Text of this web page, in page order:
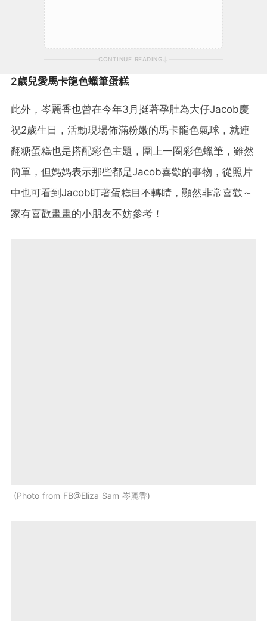
CONTINUE READING
2歲兒愛馬卡龍色蠟筆蛋糕
此外，岑麗香也曾在今年3月挺著孕肚為大仔Jacob慶
祝2歲生日，活動現場佈滿粉嫩的馬卡龍色氣球，就連
翻糖蛋糕也是搭配彩色主題，圍上一圈彩色蠟筆，雖然
簡單，但媽媽表示那些都是Jacob喜歡的事物，從照片
中也可看到Jacob盯著蛋糕目不轉睛，顯然非常喜歡～
家有喜歡畫畫的小朋友不妨參考！
Photo from FB@Eliza Sam 岑麗香